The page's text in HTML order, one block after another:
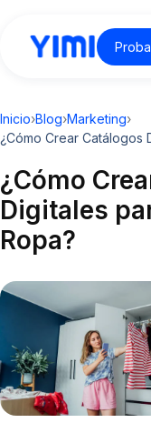
Inicio›Blog›Marketing›
¿Cómo Crear Catálogos
¿Cómo
Digitales
Ropa?